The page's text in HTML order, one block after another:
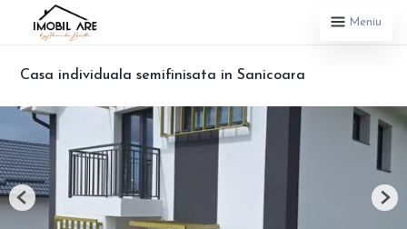
Meniu
Casa individuala semifinisata in Sanicoara
Previous